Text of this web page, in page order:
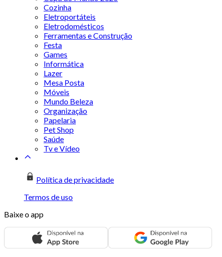
Cozinha
Eletroportáteis
Eletrodomésticos
Ferramentas e Construção
Festa
Games
Informática
Lazer
Mesa Posta
Móveis
Mundo Beleza
Organização
Papelaria
Pet Shop
Saúde
Tv e Vídeo
Política de privacidade
Termos de uso
Baixe o app